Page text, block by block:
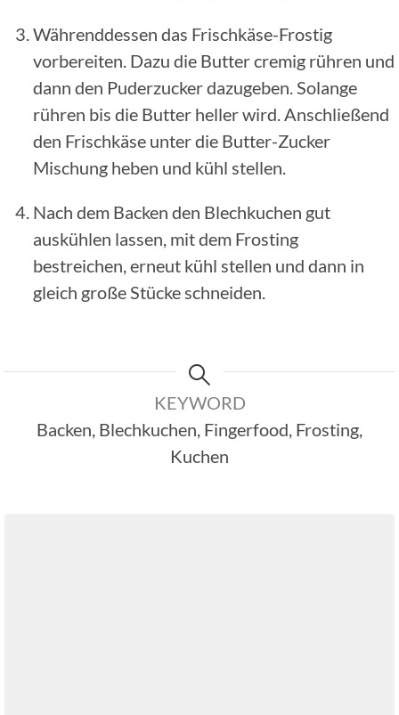
Währenddessen das Frischkäse-Frostig
vorbereiten. Dazu die Butter cremig rühren und
dann den Puderzucker dazugeben. Solange
rühren bis die Butter heller wird. Anschließend
den Frischkäse unter die Butter-Zucker
Mischung heben und kühl stellen.
Nach dem Backen den Blechkuchen gut
auskühlen lassen, mit dem Frosting
bestreichen, erneut kühl stellen und dann in
gleich große Stücke schneiden.
KEYWORD
Backen, Blechkuchen, Fingerfood, Frosting,
Kuchen